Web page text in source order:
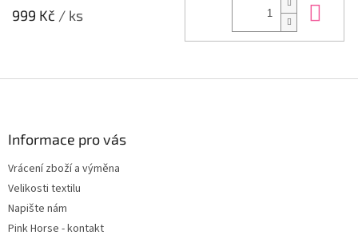
999 Kč / ks
Informace pro vás
Vrácení zboží a výměna
Velikosti textilu
Napište nám
Pink Horse - kontakt